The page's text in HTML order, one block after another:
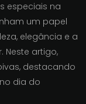
especiais na
um papel
elegância e a
Neste artigo,
destacando
dia do